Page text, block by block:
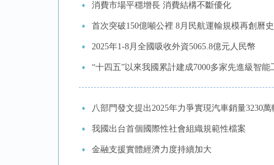
消費市場平穩增長 消費結構不斷優化
首次突破150億噸公裡 8月民航運輸規模再創曆
2025年1-8月全國吸收外資5065.8億元人民幣
“十四五”以來我國累計建成7000多家先進級智能
八部門發文提出2025年力爭實現汽車銷量3230萬
我國出台首個國際性社會組織規範性檔案
金融支援實體經濟力度持續加大